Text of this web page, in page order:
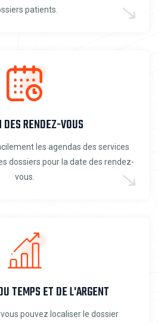
patients.
DES RENDEZ-VOUS
les agendas des services
dossiers pour la date des rendez-
vous.
TEMPS ET DE L'ARGENT
pouvez localiser le dossier